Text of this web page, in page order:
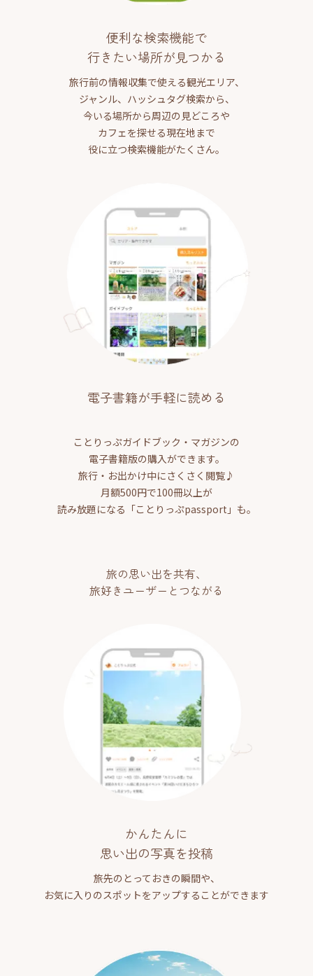
便利な検索機能で
行きたい場所が見つかる
旅行前の情報収集で使える観光エリア、
ジャンル、ハッシュタグ検索から、
今いる場所から周辺の見どころや
カフェを探せる現在地まで
役に立つ検索機能がたくさん。
電子書籍が手軽に読める
ことりっぷガイドブック・マガジンの
電子書籍版の購入ができます。
旅行・お出かけ中にさくさく閲覧♪
月額500円で100冊以上が
読み放題になる「ことりっぷpassport」も。
旅の思い出を共有、
旅好きユーザーとつながる
かんたんに
思い出の写真を投稿
旅先のとっておきの瞬間や、
お気に入りのスポットをアップすることができます